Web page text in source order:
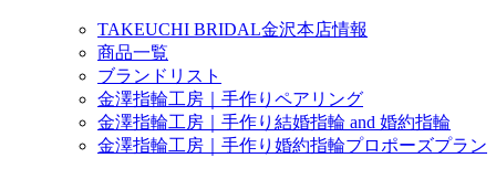
TAKEUCHI BRIDAL金沢本店情報
商品一覧
ブランドリスト
金澤指輪工房｜手作りペアリング
金澤指輪工房｜手作り結婚指輪 and 婚約指輪
金澤指輪工房｜手作り婚約指輪プロポーズプラン